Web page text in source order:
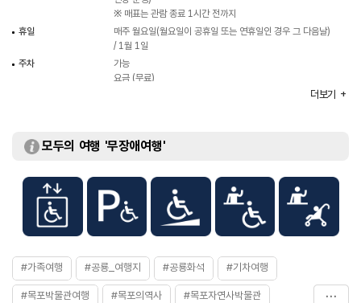
※ 매표는 관람 종료 1시간 전까지
휴일
매주 월요일(월요일이 공휴일 또는 연휴일인 경우 그 다음날)
/ 1월 1일
주차
가능
요금 (무료)
1,000원 / 유치원생 500원
- 어른 2,500원 / 청소년, 군경 1,500원 / 초등학생 700원 /
유치원생 500원
[목포시에 거주하는 주민] 신분증 제시
[4D 입체 영상관람]
- 2,000원/1인당 (4세미만, 임산부 입장불가)
더보기
모두의 여행 '무장애여행'
#가족여행 #공룡_여행지 #공룡화석 #기차여행
#목포박물관여행 #목포의역사 #목포자연사박물관